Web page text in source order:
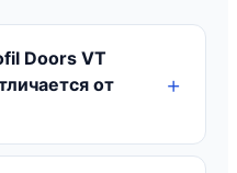
Doors VT
от